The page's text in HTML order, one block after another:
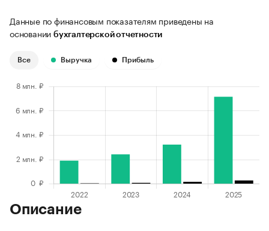
Данные по финансовым показателям приведены на
основании бухгалтерской отчетности
Все Выручка Прибыль
Описание